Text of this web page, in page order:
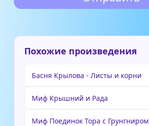
Похожие произведения
Басня Крылова - Листы и корни
Миф Крышний и Рада
Миф Поединок Тора с Грунгниром